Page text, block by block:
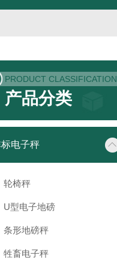
PRODUCT CLASSIFICATION
产品分类
电子秤
轮椅秤
U型电子地磅
条形地磅秤
牲畜电子秤